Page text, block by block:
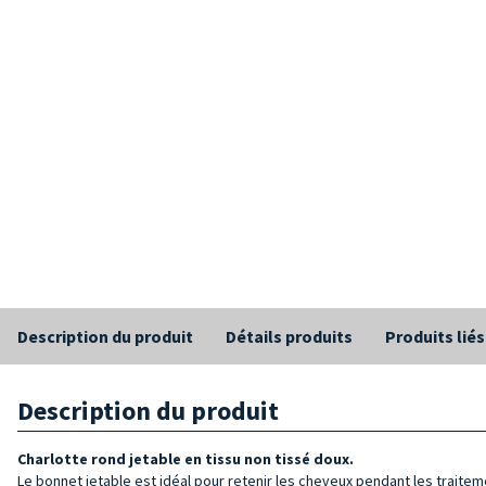
Description du produit Détails produits Produits liés
Description du produit
Charlotte rond jetable en tissu non tissé doux.
Le bonnet jetable est idéal pour retenir les cheveux pendant les